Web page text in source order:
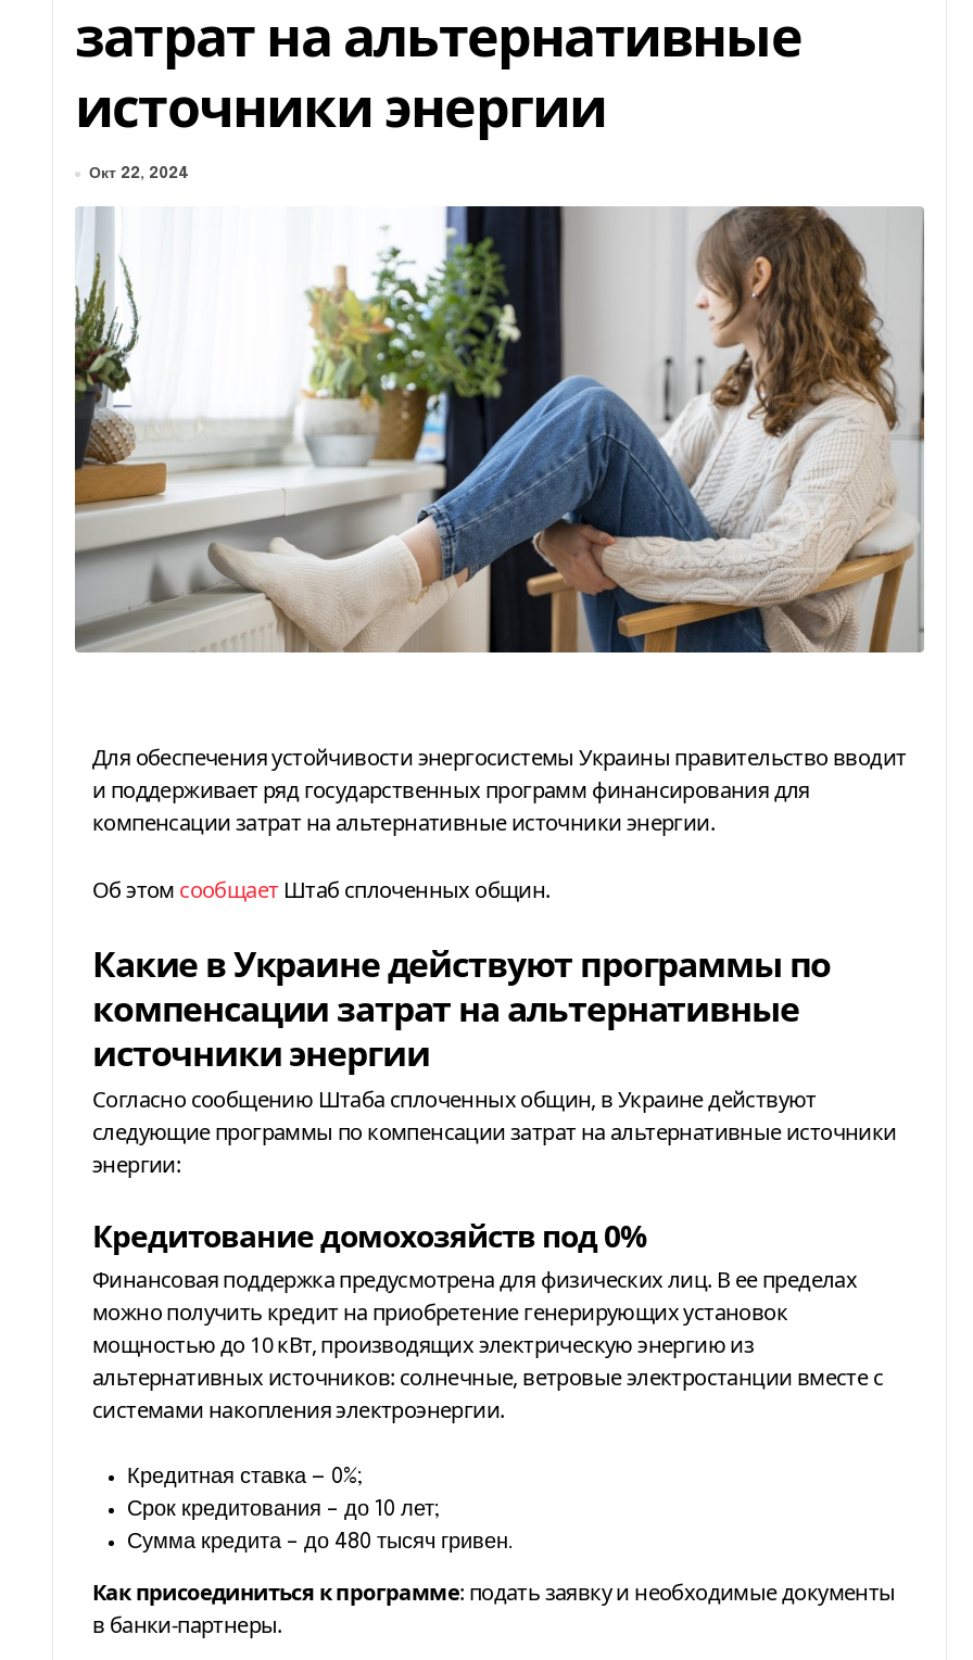
затрат на альтернативные
источники энергии
Окт 22, 2024
Для обеспечения устойчивости энергосистемы Украины правительство вводит
и поддерживает ряд государственных программ финансирования для
компенсации затрат на альтернативные источники энергии.
Об этом сообщает Штаб сплоченных общин.
Какие в Украине действуют программы по
компенсации затрат на альтернативные
источники энергии
Согласно сообщению Штаба сплоченных общин, в Украине действуют
следующие программы по компенсации затрат на альтернативные источники
энергии:
Кредитование домохозяйств под 0%
Финансовая поддержка предусмотрена для физических лиц. В ее пределах
можно получить кредит на приобретение генерирующих установок
мощностью до 10 кВт, производящих электрическую энергию из
альтернативных источников: солнечные, ветровые электростанции вместе с
системами накопления электроэнергии.
Кредитная ставка — 0%;
Срок кредитования – до 10 лет;
Сумма кредита – до 480 тысяч гривен.
Как присоединиться к программе: подать заявку и необходимые документы
в банки-партнеры.